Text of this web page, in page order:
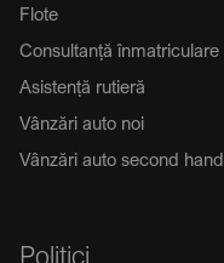
Flote
Consultanță înmatriculare
Asistență rutieră
Vânzări auto noi
Vânzări auto second hand
Politici